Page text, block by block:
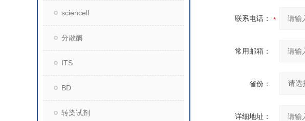
sciencell
分散酶
ITS
BD
转染试剂
联系电话：
常用邮箱：
省份：
详细地址：